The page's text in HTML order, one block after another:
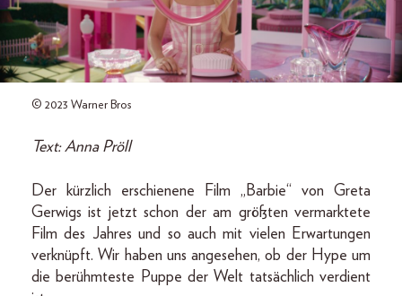
© 2023 Warner Bros
Text: Anna Pröll
Der kürzlich erschienene Film „Barbie“ von Greta
Gerwigs ist jetzt schon der am größten vermarktete
Film des Jahres und so auch mit vielen Erwartungen
verknüpft. Wir haben uns angesehen, ob der Hype um
die berühmteste Puppe der Welt tatsächlich verdient